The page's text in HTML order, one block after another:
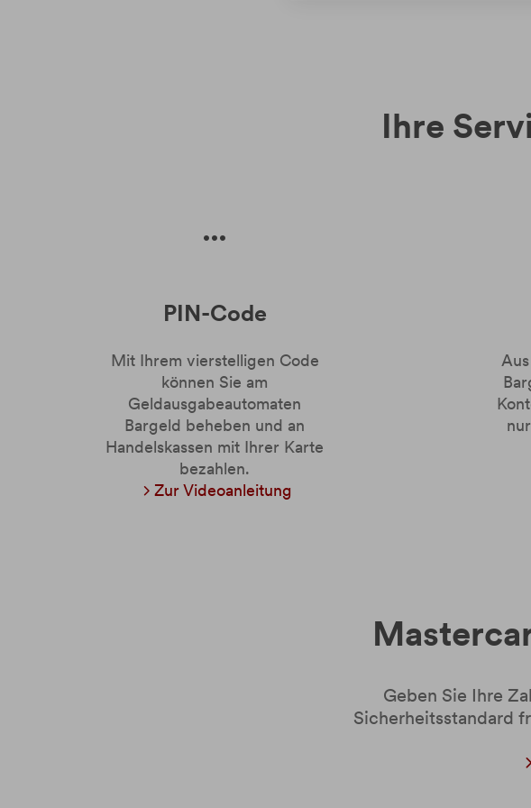
Ihre
PIN-Code
Mit Ihrem vierstelligen Code
können Sie am
Geldausgabeautomaten
Bargeld beheben und an
Handelskassen mit Ihrer Karte
bezahlen.
Zur Videoanleitung
Geben Sie Ihre
Sicherheitsstandard